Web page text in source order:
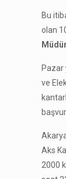
Bu
olan
Pazar
ve
Aks
2000